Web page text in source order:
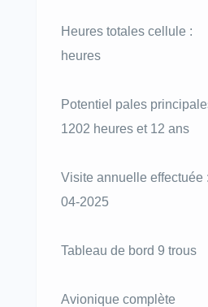
Heures totales
heures
Potentiel pales
1202 heures et 12 ans
Visite annuelle
04-2025
Tableau de bord 9 trous
Avionique complète